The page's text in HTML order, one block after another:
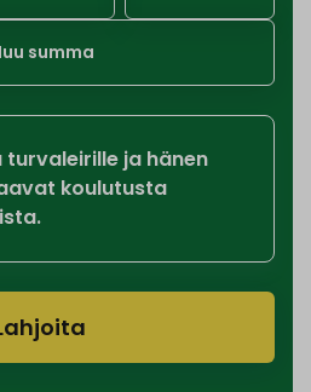
summa
ja hänen
koulutusta